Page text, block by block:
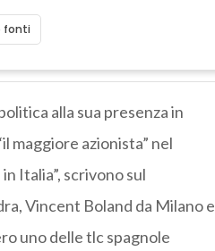
fonti
alla sua presenza in
maggiore azionista” nel
Italia”, scrivono sul
Vincent Boland da Milano e
uno delle tlc spagnole